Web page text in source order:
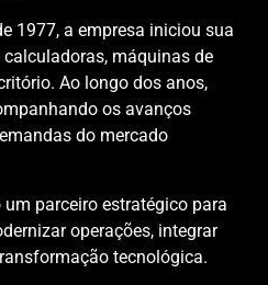
1977, a empresa iniciou sua
máquinas de
Ao longo dos anos,
os avanços
do mercado
parceiro estratégico para
operações, integrar
tecnológica.